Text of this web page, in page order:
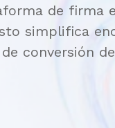
de firma
simplifica
conversión